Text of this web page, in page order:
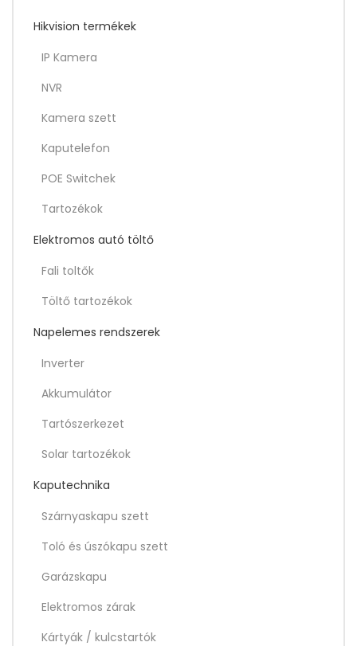
Hikvision termékek
IP Kamera
NVR
Kamera szett
Kaputelefon
POE Switchek
Tartozékok
Elektromos autó töltő
Fali toltők
Töltő tartozékok
Napelemes rendszerek
Inverter
Akkumulátor
Tartószerkezet
Solar tartozékok
Kaputechnika
Szárnyaskapu szett
Toló és úszókapu szett
Garázskapu
Elektromos zárak
Kártyák / kulcstartók